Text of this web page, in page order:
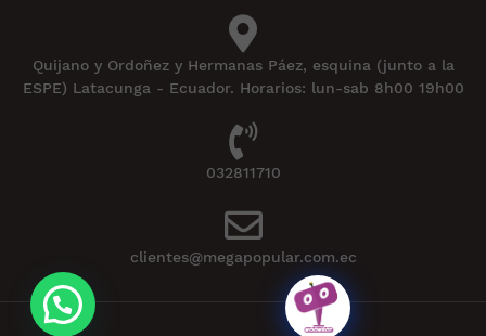
Quijano y Ordoñez y Hermanas Páez, esquina (junto a la
ESPE) Latacunga - Ecuador. Horarios: lun-sab 8h00 19h00
032811710
clientes@megapopular.com.ec